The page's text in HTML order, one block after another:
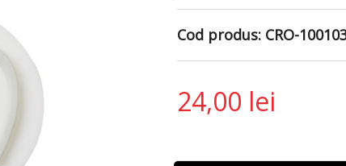
Cod produs: CRO-
24,00 lei